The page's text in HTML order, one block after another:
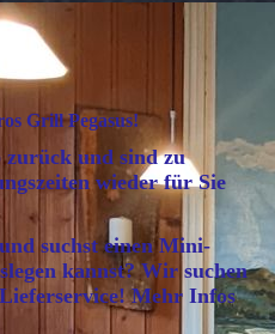
Grill Pegasus!
zurück und sind zu
wieder für Sie
suchst einen Mini-
kannst? Wir suchen
!Mehr Infos